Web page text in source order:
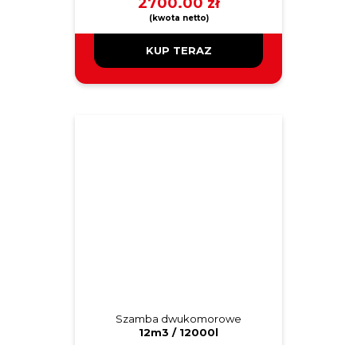
KUP TERAZ
Szamba dwukomorowe
12m3 / 12000l